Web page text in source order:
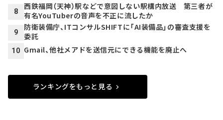
8
西鉄福岡（天神）駅などで意図しない駅構内放送 第三者が
有名YouTuberの音声を不正に流したか
9
防衛装備庁、ITコンサルSHIFTに「AI装備品」の審査支援を
委託
10 Gmail、他社メアドを送信元にできる機能を廃止へ
ランキングをもっと見る